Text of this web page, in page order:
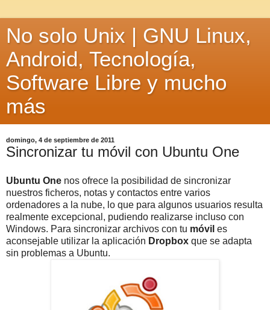
No solo Unix | GNU Linux,
Android, Tecnología,
Software Libre y mucho
más
domingo, 4 de septiembre de 2011
Sincronizar tu móvil con Ubuntu One
Ubuntu One nos ofrece la posibilidad de sincronizar
nuestros ficheros, notas y contactos entre varios
ordenadores a la nube, lo que para algunos usuarios resulta
realmente excepcional, pudiendo realizarse incluso con
Windows. Para sincronizar archivos con tu móvil es
aconsejable utilizar la aplicación Dropbox que se adapta
sin problemas a Ubuntu.